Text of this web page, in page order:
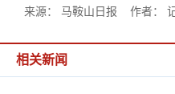
来源： 马鞍山日报 作者：
相关新闻